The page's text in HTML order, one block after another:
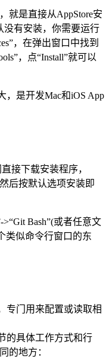
就是直接从AppStore安
没有安装，你需要运行
，在弹出窗口中找到
，点“Install”就可以
，是开发Mac和iOS App
接下载安装程序，
后按默认选项安装即
Bash”(或者任意文
类似命令行窗口的东
专门用来配置或读取相
的具体工作方式和行
的地方：